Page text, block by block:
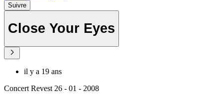
Suivre
Close Your Eyes
il y a 19 ans
Concert Revest 26 - 01 - 2008